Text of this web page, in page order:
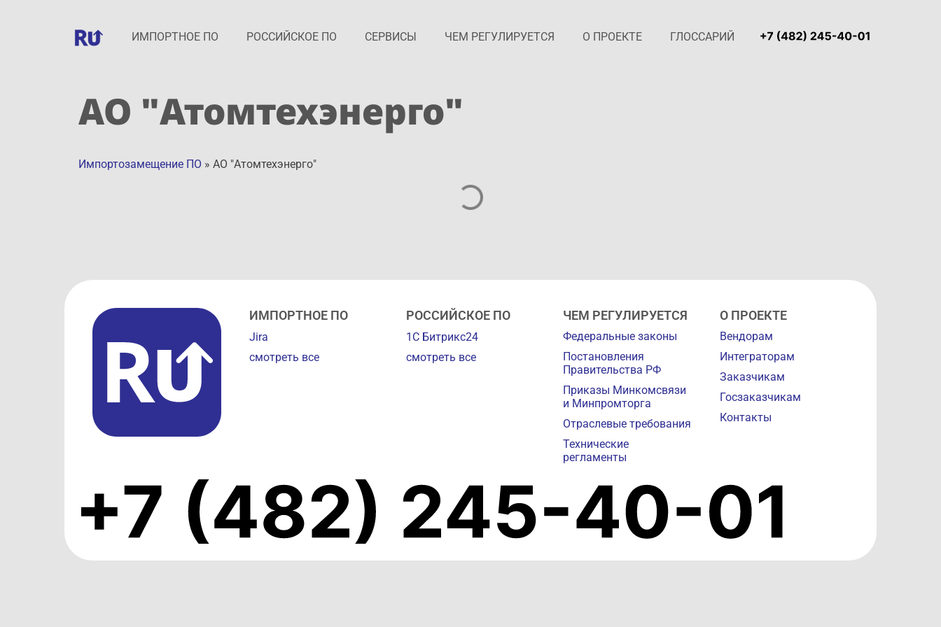
ИМПОРТНОЕ ПО РОССИЙСКОЕ ПО СЕРВИСЫ ЧЕМ РЕГУЛИРУЕТСЯ О ПРОЕКТЕ ГЛОССАРИЙ
АО "Атомтехэнерго"
Импортозамещение ПО » АО "Атомтехэнерго"
ИМПОРТНОЕ ПО
Jira
смотреть все
РОССИЙСКОЕ ПО
1С Битрикс24
смотреть все
ЧЕМ РЕГУЛИРУЕТСЯ
Федеральные законы
Постановления
Правительства РФ
Приказы Минкомсвязи
и Минпромторга
Отраслевые требования
Технические
регламенты
О ПРОЕКТЕ
Вендорам
Интеграторам
Заказчикам
Госзаказчикам
Контакты